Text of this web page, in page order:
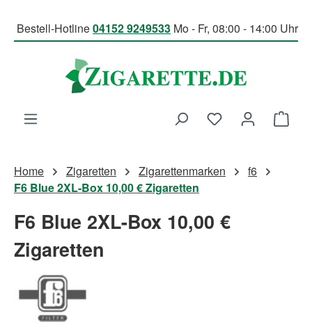
Bestell-Hotline04152 9249533 Mo - Fr, 08:00 - 14:00 Uhr
Du hast 0
Home Zigaretten Zigarettenmarken
f6
F6 Blue 2XL-Box 10,00 € Zigaretten
F6 Blue 2XL-Box 10,00 €
Zigaretten